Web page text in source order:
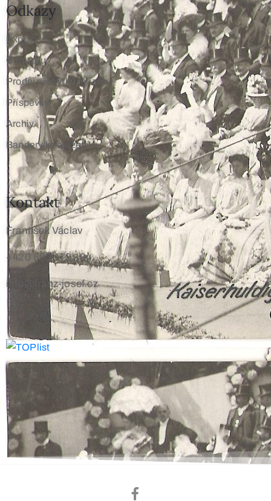
Odkazy
Expozice
O muzeu
Prodej přebytků muzea
Příspěvky
Archiv
Bannery ke stažení
Kontakt
František Václav
+420 603 172 194
info@franz-josef.cz